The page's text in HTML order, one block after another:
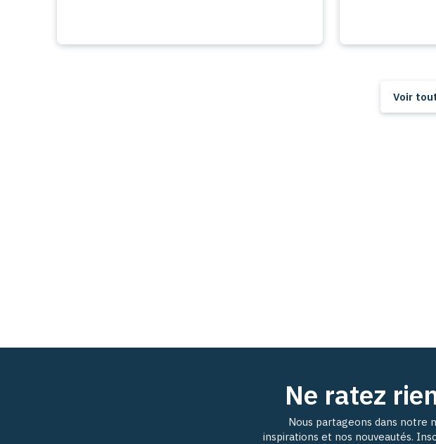
Voir
Ne ratez
Nous partageons dans notre
inspirations et nos nouveautés.